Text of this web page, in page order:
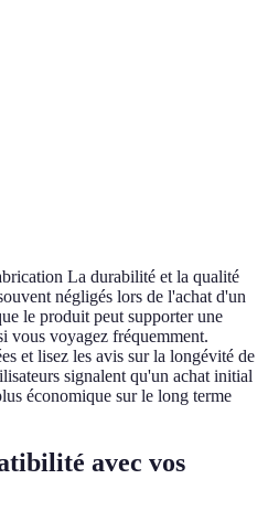
La durabilité et la qualité
négligés lors de l'achat d'un
le produit peut supporter une
vous voyagez fréquemment.
et lisez les avis sur la longévité de
signalent qu'un achat initial
économique sur le long terme
avec vos